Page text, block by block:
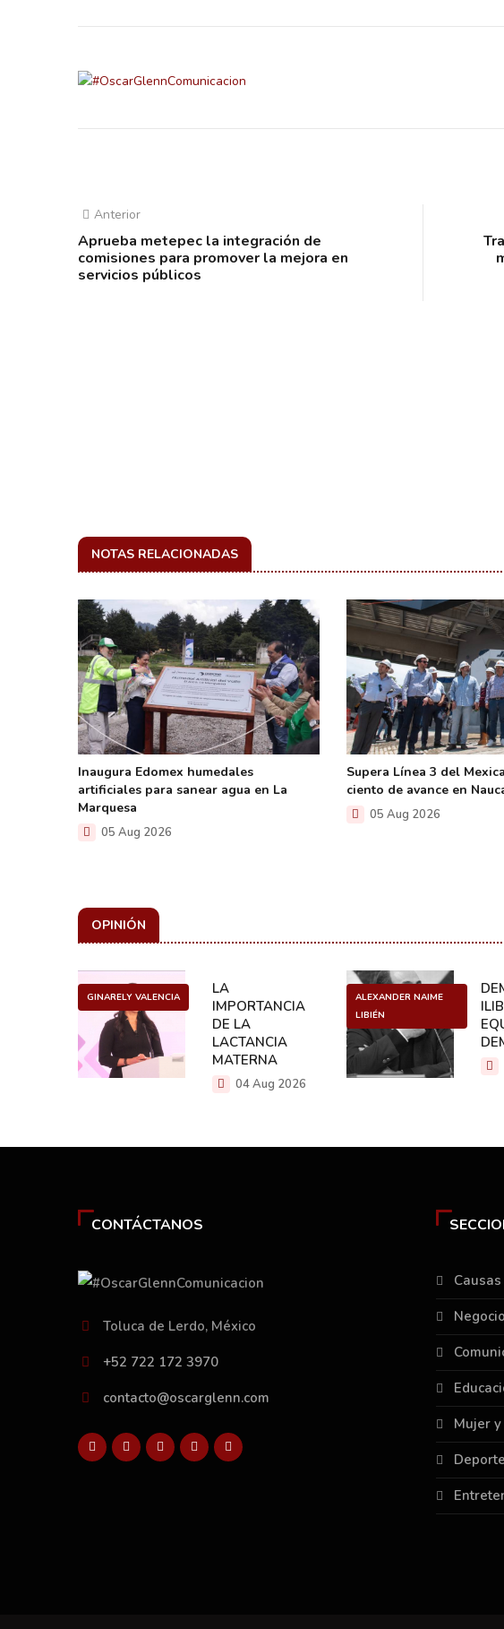
Anterior
Aprueba metepec la integración de
comisiones para promover la mejora en
servicios públicos
NOTAS RELACIONADAS
Inaugura Edomex humedales
artificiales para sanear agua en La
Marquesa
05 Aug 2026
Supera Línea 3 del
ciento de avance en
05 Aug 2026
OPINIÓN
GINARELY VALENCIA
LA
IMPORTANCIA
DE LA
LACTANCIA
MATERNA
04 Aug 2026
ALEXANDER NAIME
LIBIÉN
CONTÁCTANOS
Toluca de Lerdo, México
+52 722 172 3970
contacto@oscarglenn.com
Causas
Mujer